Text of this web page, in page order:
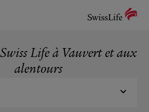
Swiss Life à Vauvert et aux
alentours